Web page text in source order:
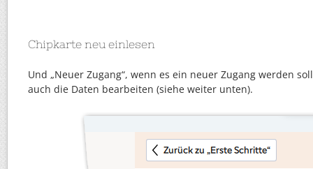
Chipkarte neu einlesen
Und „Neuer Zugang“, wenn es ein neuer Zugang werden
auch die Daten bearbeiten (siehe weiter unten).